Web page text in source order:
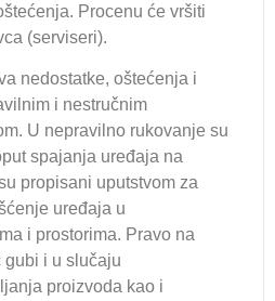
Procenu će vršiti
(serviseri).
nedostatke, oštećenja i
i nestručnim
U nepravilno rukovanje su
spajanja uređaja na
propisani uputstvom za
uređaja u
i prostorima. Pravo na
gubi i u slučaju
proizvoda kao i